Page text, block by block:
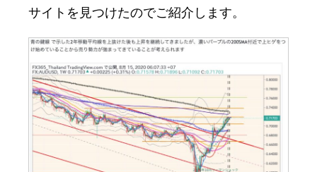
サイトを見つけたのでご紹介します。